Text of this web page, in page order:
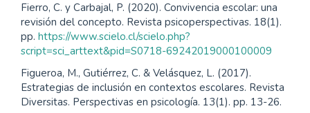
Fierro, C. y Carbajal, P. (2020). Convivencia escolar: una
revisión del concepto. Revista psicoperspectivas. 18(1).
pp. https://www.scielo.cl/scielo.php?
script=sci_arttext&pid=S0718-69242019000100009
Figueroa, M., Gutiérrez, C. & Velásquez, L. (2017).
Estrategias de inclusión en contextos escolares. Revista
Diversitas. Perspectivas en psicología. 13(1). pp. 13-26.